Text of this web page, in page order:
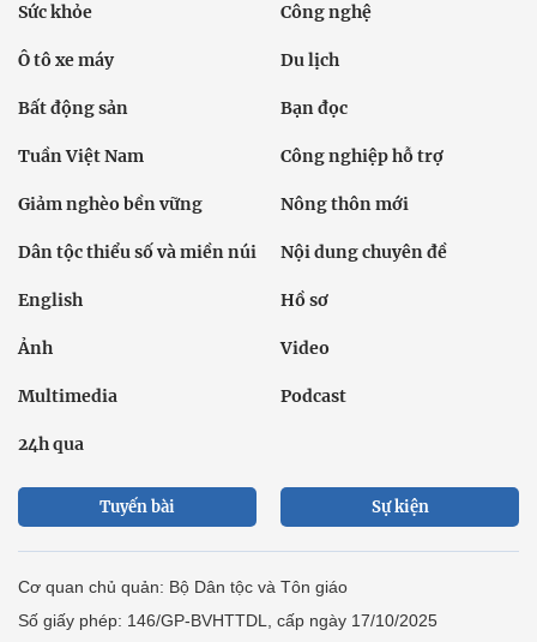
Sức khỏe Công nghệ
Ô tô xe máy Du lịch
Bất động sản Bạn đọc
Tuần Việt Nam Công nghiệp hỗ trợ
Giảm nghèo bền vững Nông thôn mới
Dân tộc thiểu số và miền núi Nội dung chuyên đề
English Hồ sơ
Ảnh Video
Multimedia Podcast
24h qua
Tuyến bài Sự kiện
Cơ quan chủ quản: Bộ Dân tộc và Tôn giáo
Số giấy phép: 146/GP-BVHTTDL, cấp ngày 17/10/2025